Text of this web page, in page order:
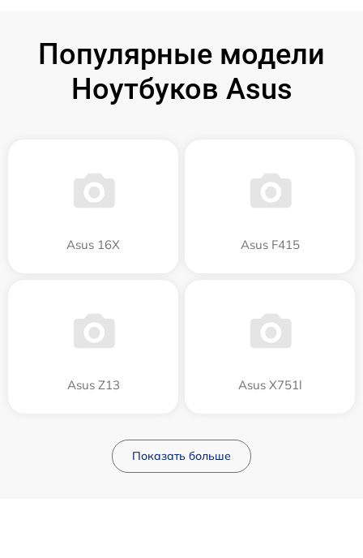
Популярные модели
Ноутбуков Asus
Asus 16X Asus F415
Asus Z13 Asus X751l
Показать больше